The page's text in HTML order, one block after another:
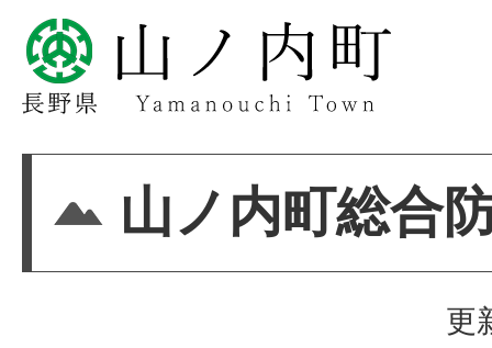
山ノ内町総合
更